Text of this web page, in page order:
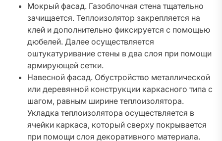
Мокрый фасад. Газоблочная стена тщательно
зачищается. Теплоизолятор закрепляется на
клей и дополнительно фиксируется с помощью
дюбелей. Далее осуществляется
оштукатуривание стены в два слоя при помощи
армирующей сетки.
Навесной фасад. Обустройство металлической
или деревянной конструкции каркасного типа с
шагом, равным ширине теплоизолятора.
Укладка теплоизолятора осуществляется в
ячейки каркаса, который сверху покрывается
при помощи слоя декоративного материала.